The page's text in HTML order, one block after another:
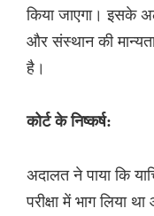
किया जाएगा। इसके
और संस्थान की
है।
कोर्ट के निष्कर्ष:
अदालत ने पाया कि
परीक्षा में भाग लिया